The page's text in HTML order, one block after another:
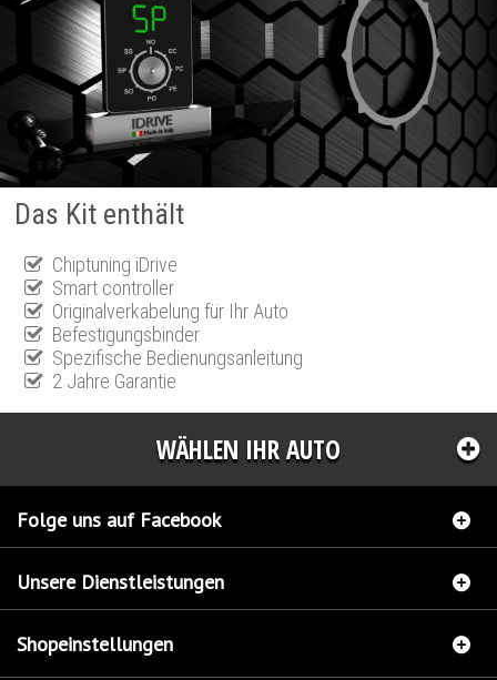
Das Kit enthält
Chiptuning iDrive
Smart controller
Originalverkabelung für Ihr Auto
Befestigungsbinder
Spezifische Bedienungsanleitung
2 Jahre Garantie
WÄHLEN IHR AUTO
Folge uns auf Facebook
Unsere Dienstleistungen
Shopeinstellungen